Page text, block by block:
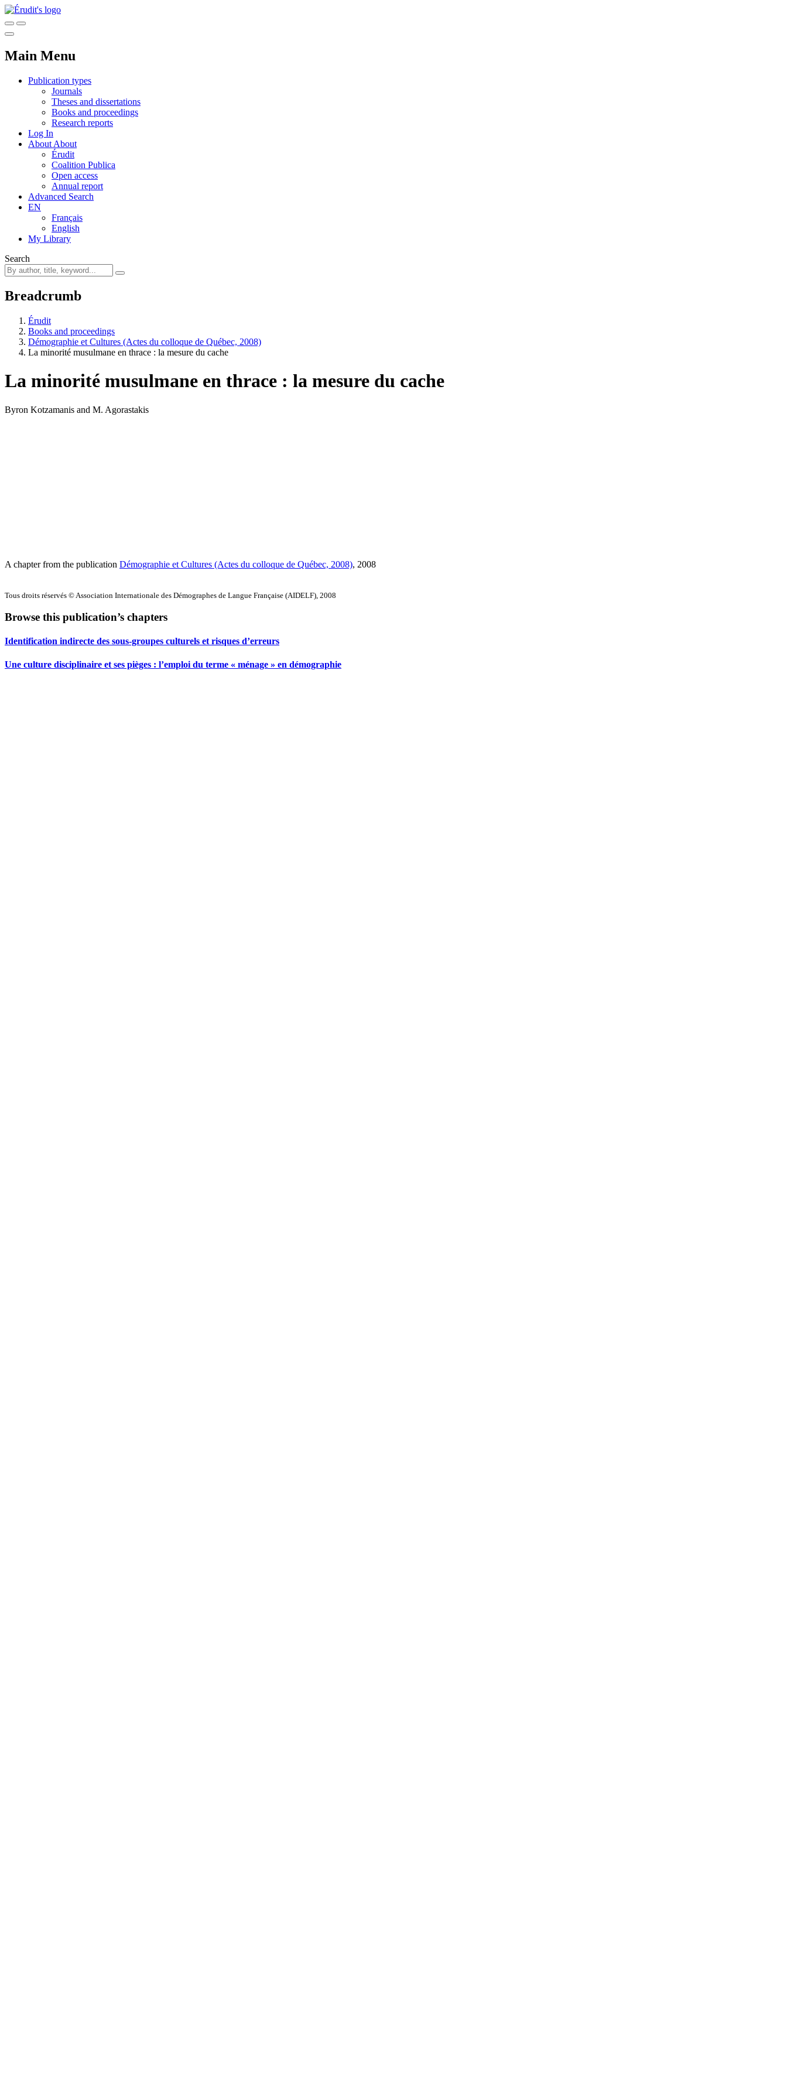
Main Menu
Publication types
Journals
Theses and dissertations
Books and proceedings
Research reports
Log In
About About
Érudit
Coalition Publica
Open access
Annual report
Advanced Search
EN
Français
English
My Library
Search
Breadcrumb
Érudit
Books and proceedings
Démographie et Cultures (Actes du colloque de Québec, 2008)
La minorité musulmane en thrace : la mesure du cache
La minorité musulmane en thrace : la mesure du cache
Byron Kotzamanis and M. Agorastakis
A chapter from the publication Démographie et Cultures (Actes du colloque de Québec, 2008), 2008
Tous droits réservés © Association Internationale des Démographes de Langue Française (AIDELF), 2008
Browse this publication’s chapters
Identification indirecte des sous-groupes culturels et risques d’erreurs
Une culture disciplinaire et ses pièges : l’emploi du terme « ménage » en démographie